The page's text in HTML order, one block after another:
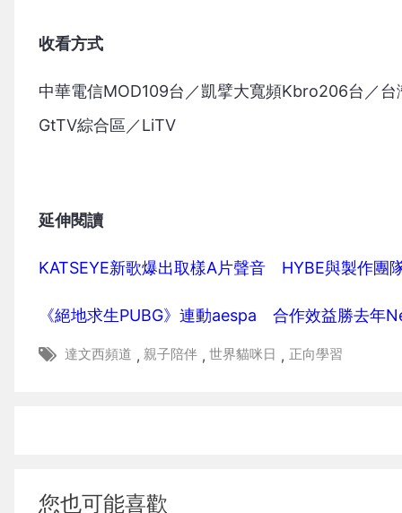
收看方式
中華電信MOD109台／凱擘大寬頻Kbro206台／
GtTV綜合區／LiTV
延伸閱讀
KATSEYE新歌爆出取樣A片聲音 HYBE與製作團
《絕地求生PUBG》連動aespa 合作效益勝去年
達文西頻道 , 親子陪伴 , 世界貓咪日 , 正向學習
您也可能喜歡